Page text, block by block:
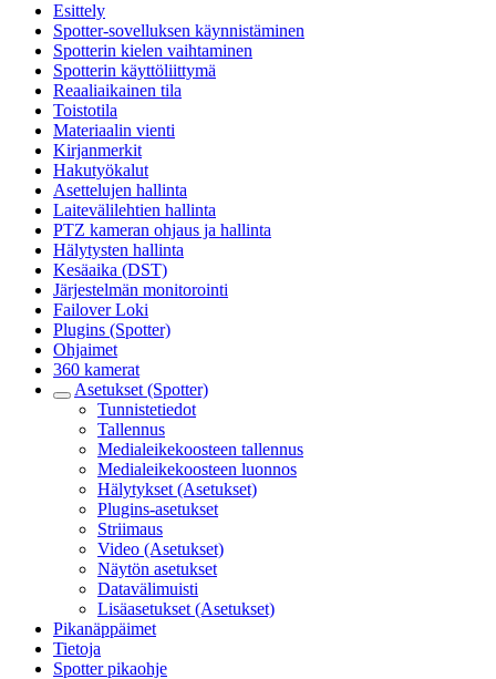
Esittely
Spotter-sovelluksen käynnistäminen
Spotterin kielen vaihtaminen
Spotterin käyttöliittymä
Reaaliaikainen tila
Toistotila
Materiaalin vienti
Kirjanmerkit
Hakutyökalut
Asettelujen hallinta
Laitevälilehtien hallinta
PTZ kameran ohjaus ja hallinta
Hälytysten hallinta
Kesäaika (DST)
Järjestelmän monitorointi
Failover Loki
Plugins (Spotter)
Ohjaimet
360 kamerat
Asetukset (Spotter)
Tunnistetiedot
Tallennus
Medialeikekoosteen tallennus
Medialeikekoosteen luonnos
Hälytykset (Asetukset)
Plugins-asetukset
Striimaus
Video (Asetukset)
Näytön asetukset
Datavälimuisti
Lisäasetukset (Asetukset)
Pikanäppäimet
Tietoja
Spotter pikaohje